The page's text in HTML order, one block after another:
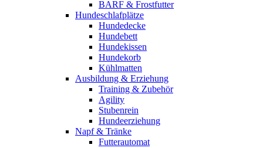
BARF & Frostfutter
Hundeschlafplätze
Hundedecke
Hundebett
Hundekissen
Hundekorb
Kühlmatten
Ausbildung & Erziehung
Training & Zubehör
Agility
Stubenrein
Hundeerziehung
Napf & Tränke
Futterautomat